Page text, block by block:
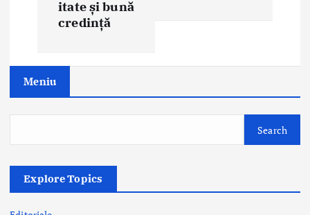
t
i
n
itate și bună
credință
Meniu
Search
Explore Topics